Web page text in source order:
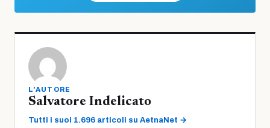
L'AUTORE
Salvatore Indelicato
Tutti i suoi 1.696 articoli su AetnaNet →